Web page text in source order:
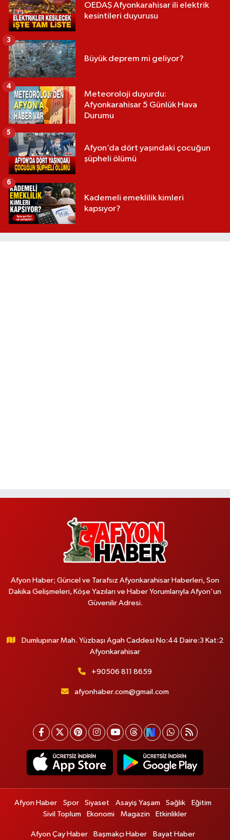
OEDAŞ Afyonkarahisar ili elektrik
kesintileri duyurusu
Büyük deprem mi geliyor?
3
Meteoroloji duyurdu:
Afyonkarahisar 5 Günlük Hava
Durumu
4
Afyon’da dört yaşındaki çocuğun
şüpheli ölümü
5
Kademeli emeklilik kimleri
kapsıyor?
6
Afyon Haber; Güncel ve Tarafsız Afyonkarahisar Haberleri, Son
Dakika Gelişmeleri, Köşe Yazıları ve Haber Yorumlarıyla Afyon'un
Güvenilir Adresi.
Dumlupınar Mah. Yüzbaşı Agah Caddesi No:44 Daire:3 Kat:2
Afyonkarahisar
+90506 811 8659
afyonhaber.com@gmail.com
Afyon Haber Spor Siyaset Asayiş Yaşam Sağlık
Eğitim
Sivil Toplum
Ekonomi Magazin Etkinlikler
Afyon Çay Haber Başmakçı Haber Bayat Haber